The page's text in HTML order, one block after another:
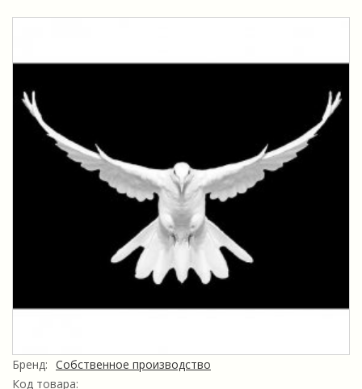
Бренд: Собственное производство
Код товара: